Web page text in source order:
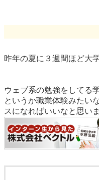
昨年の夏に３週間ほど大
ウェブ系の勉強をしてる
というか職業体験みたい
スになればいいなと思いま